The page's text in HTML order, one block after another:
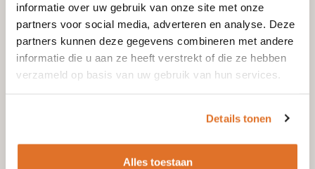
informatie over uw gebruik van onze site met onze
partners voor social media, adverteren en analyse. Deze
partners kunnen deze gegevens combineren met andere
informatie die u aan ze heeft verstrekt of die ze hebben
verzameld op basis van uw gebruik van hun services.
Details tonen
Alles toestaan
Incl. btw:
€67,00
winkelwagen
1